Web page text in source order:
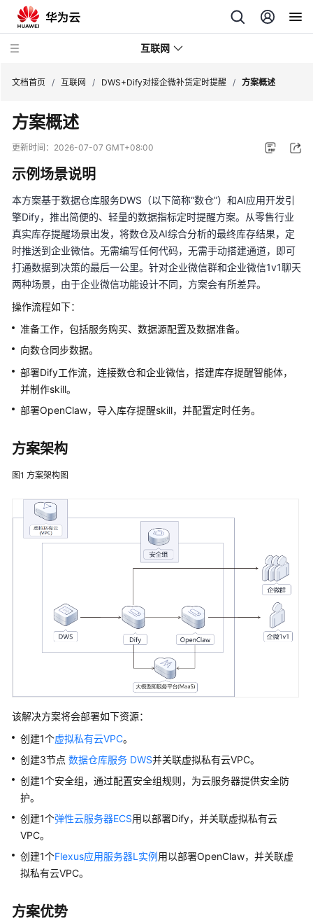
互联网
搭
建
境
店
铺
统
一
管
理
台
搭
建
跨
境
电
铺
理
环
境
决
方
基
于
云
索
服
务
的
加
速
文档首页 / 互联网 / DWS+Dify对接企微补货定时提醒 / 方案概述
方案概述
更新时间： 2026-07-07 GMT+08:00
示例场景说明
本方案基于数据仓库服务DWS（以下简称“数仓”）和AI应用开发引
擎Dify，推出简便的、轻量的数据指标定时提醒方案。从零售行业
真实库存提醒场景出发，将数仓及AI综合分析的最终库存结果，定
时推送到企业微信。无需编写任何代码，无需手动搭建通道，即可
打通数据到决策的最后一公里。针对企业微信群和企业微信1v1聊天
两种场景，由于企业微信功能设计不同，方案会有所差异。
操作流程如下：
准备工作，包括服务购买、数据源配置及数据准备。
向数仓同步数据。
部署Dify工作流，连接数仓和企业微信，搭建库存提醒智能体，
并制作skill。
部署OpenClaw，导入库存提醒skill，并配置定时任务。
方案架构
图1 方案架构图
该解决方案将会部署如下资源：
创建1个虚拟私有云VPC。
创建3节点 数据仓库服务 DWS并关联虚拟私有云VPC。
创建1个安全组，通过配置安全组规则，为云服务器提供安全防
护。
创建1个弹性云服务器ECS用以部署Dify，并关联虚拟私有云
VPC。
创建1个Flexus应用服务器L实例用以部署OpenClaw，并关联虚
拟私有云VPC。
方案优势